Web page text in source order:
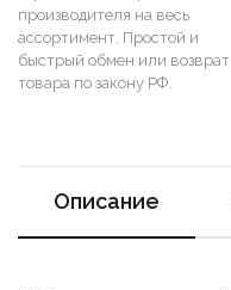
производителя на весь
ассортимент. Простой и
быстрый обмен или возврат
товара по закону РФ.
Описание